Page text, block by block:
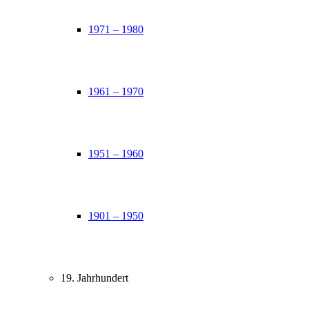
1971 – 1980
1961 – 1970
1951 – 1960
1901 – 1950
19. Jahrhundert